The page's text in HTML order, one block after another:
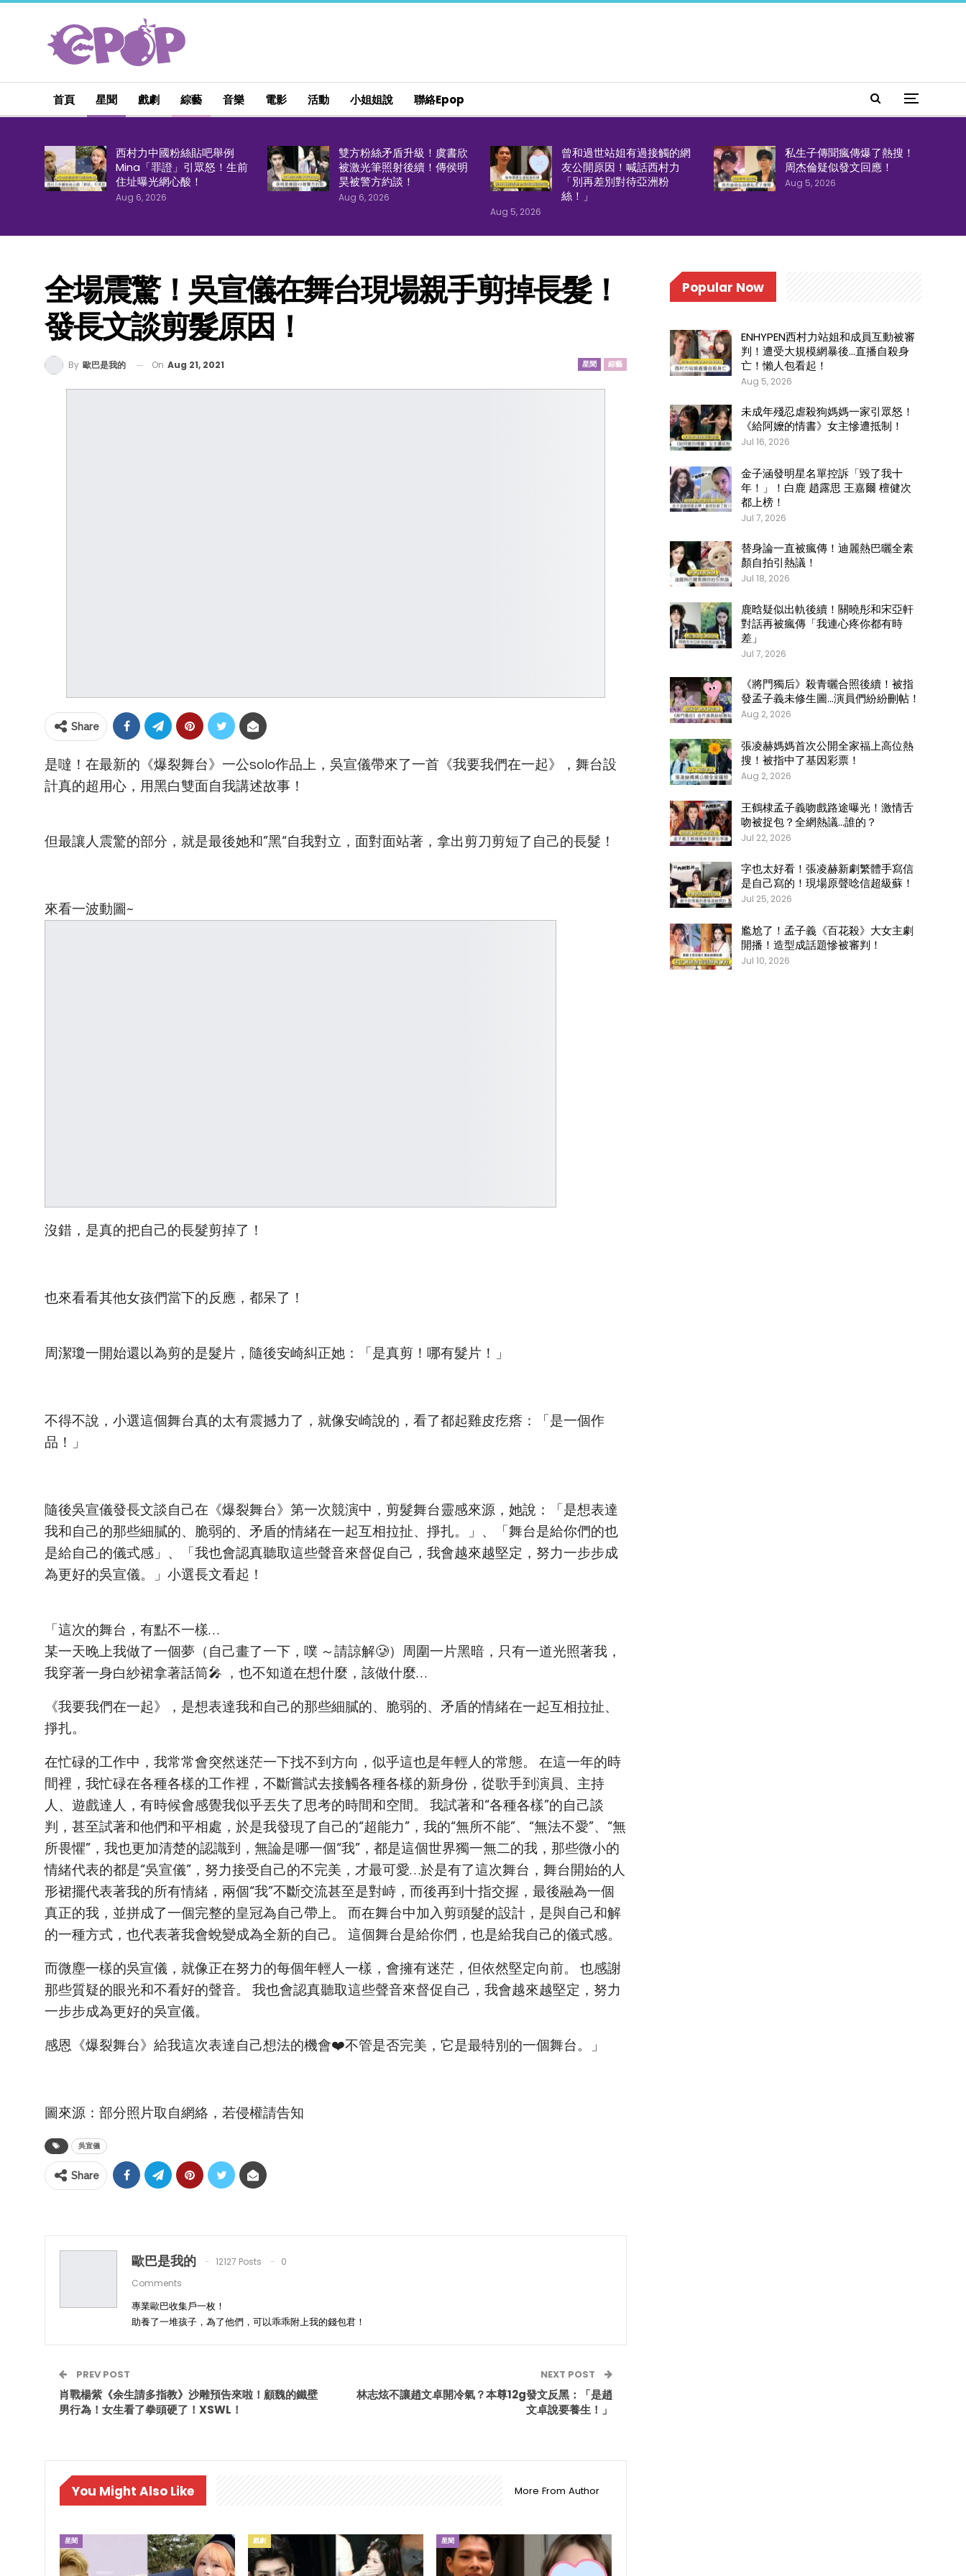
首頁 星聞 戲劇 綜藝 音樂 電影 活動 小姐姐說 聯絡epop
西村力中國粉絲貼吧舉例
Mina「罪證」引眾怒！生前
住址曝光網心酸！
Aug 6, 2026
雙方粉絲矛盾升級！虞書欣
被激光筆照射後續！傳侯明
昊被警方約談！
Aug 6, 2026
曾和過世站姐有過接觸的網
友公開原因！喊話西村力
「別再差別對待亞洲粉
絲！」
Aug 5, 2026
私生子傳聞瘋傳爆了熱搜！
周杰倫疑似發文回應！
Aug 5, 2026
全場震驚！吳宣儀在舞台現場親手剪掉長髮！
發長文談剪髮原因！
星聞 綜藝
By 歐巴是我的 On Aug 21, 2021
Share
是噠！在最新的《爆裂舞台》一公solo作品上，吳宣儀帶來了一首《我要我們在一起》，舞台設
計真的超用心，用黑白雙面自我講述故事！
但最讓人震驚的部分，就是最後她和”黑“自我對立，面對面站著，拿出剪刀剪短了自己的長髮！
來看一波動圖~
沒錯，是真的把自己的長髮剪掉了！
也來看看其他女孩們當下的反應，都呆了！
周潔瓊一開始還以為剪的是髮片，隨後安崎糾正她：「是真剪！哪有髮片！」
不得不說，小選這個舞台真的太有震撼力了，就像安崎說的，看了都起雞皮疙瘩：「是一個作
品！」
隨後吳宣儀發長文談自己在《爆裂舞台》第一次競演中，剪髮舞台靈感來源，她說：「是想表達
我和自己的那些細膩的、脆弱的、矛盾的情緒在一起互相拉扯、掙扎。」、「舞台是給你們的也
是給自己的儀式感」、「我也會認真聽取這些聲音來督促自己，我會越來越堅定，努力一步步成
為更好的吳宣儀。」小選長文看起！
「這次的舞台，有點不一樣…
某一天晚上我做了一個夢（自己畫了一下，噗 ～請諒解🥲）周圍一片黑暗，只有一道光照著我，
我穿著一身白紗裙拿著話筒🎤 ，也不知道在想什麼，該做什麼…
《我要我們在一起》，是想表達我和自己的那些細膩的、脆弱的、矛盾的情緒在一起互相拉扯、
掙扎。
在忙碌的工作中，我常常會突然迷茫一下找不到方向，似乎這也是年輕人的常態。 在這一年的時
間裡，我忙碌在各種各樣的工作裡，不斷嘗試去接觸各種各樣的新身份，從歌手到演員、主持
人、遊戲達人，有時候會感覺我似乎丟失了思考的時間和空間。 我試著和“各種各樣”的自己談
判，甚至試著和他們和平相處，於是我發現了自己的“超能力”，我的“無所不能”、“無法不愛”、“無
所畏懼”，我也更加清楚的認識到，無論是哪一個“我”，都是這個世界獨一無二的我，那些微小的
情緒代表的都是“吳宣儀”，努力接受自己的不完美，才最可愛…於是有了這次舞台，舞台開始的人
形裙擺代表著我的所有情緒，兩個“我”不斷交流甚至是對峙，而後再到十指交握，最後融為一個
真正的我，並拼成了一個完整的皇冠為自己帶上。 而在舞台中加入剪頭髮的設計，是與自己和解
的一種方式，也代表著我會蛻變成為全新的自己。 這個舞台是給你們，也是給我自己的儀式感。
而微塵一樣的吳宣儀，就像正在努力的每個年輕人一樣，會擁有迷茫，但依然堅定向前。 也感謝
那些質疑的眼光和不看好的聲音。 我也會認真聽取這些聲音來督促自己，我會越來越堅定，努力
一步步成為更好的吳宣儀。
感恩《爆裂舞台》給我這次表達自己想法的機會❤️不管是否完美，它是最特別的一個舞台。」
圖來源：部分照片取自網絡，若侵權請告知
吳宣儀
Share
歐巴是我的 12127 Posts
0
Comments
專業歐巴收集戶一枚！
助養了一堆孩子，為了他們，可以乖乖附上我的錢包君！
PREV POST
肖戰楊紫《余生請多指教》沙雕預告來啦！顧魏的鐵壁
男行為！女生看了拳頭硬了！XSWL！
NEXT POST
林志炫不讓趙文卓開冷氣？本尊12g發文反黑：「是趙
文卓說要養生！」
You Might Also Like More From Author
星聞 戲劇 星聞
Popular Now
ENHYPEN西村力站姐和成員互動被審
判！遭受大規模網暴後…直播自殺身
亡！懶人包看起！
Aug 5, 2026
未成年殘忍虐殺狗媽媽一家引眾怒！
《給阿嬤的情書》女主慘遭抵制！
Jul 16, 2026
金子涵發明星名單控訴「毀了我十
年！」！白鹿 趙露思 王嘉爾 檀健次
都上榜！
Jul 7, 2026
替身論一直被瘋傳！迪麗熱巴曬全素
顏自拍引熱議！
Jul 18, 2026
鹿晗疑似出軌後續！關曉彤和宋亞軒
對話再被瘋傳「我連心疼你都有時
差」
Jul 7, 2026
《將門獨后》殺青曬合照後續！被指
發孟子義未修生圖…演員們紛紛刪帖！
Aug 2, 2026
張凌赫媽媽首次公開全家福上高位熱
搜！被指中了基因彩票！
Aug 2, 2026
王鶴棣孟子義吻戲路途曝光！激情舌
吻被捉包？全網熱議…誰的？
Jul 22, 2026
字也太好看！張凌赫新劇繁體手寫信
是自己寫的！現場原聲唸信超級蘇！
Jul 25, 2026
尷尬了！孟子義《百花殺》大女主劇
開播！造型成話題慘被審判！
Jul 10, 2026